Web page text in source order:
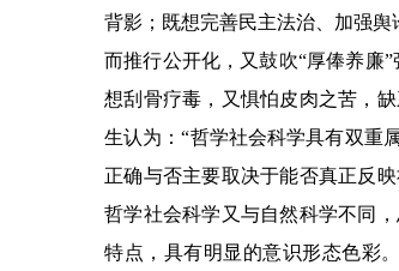
背影；既想完善民主法治、加强舆
而推行公开化，又鼓吹“厚俸养廉”
想刮骨疗毒，又惧怕皮肉之苦，
生认为：“哲学社会科学具有双重
正确与否主要取决于能否真正反
哲学社会科学又与自然科学不同
特点，具有明显的意识形态色彩。